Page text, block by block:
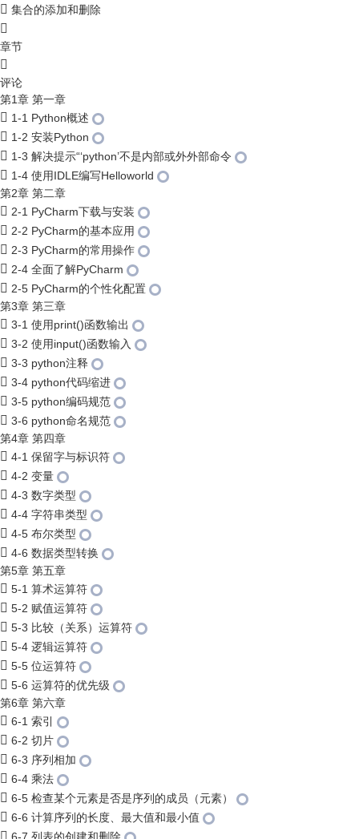
集合的添加和删除
章节
评论
第1章 第一章
1-1 Python概述
1-2 安装Python
1-3 解决提示“‘python’不是内部或外外部命令
1-4 使用IDLE编写Helloworld
第2章 第二章
2-1 PyCharm下载与安装
2-2 PyCharm的基本应用
2-3 PyCharm的常用操作
2-4 全面了解PyCharm
2-5 PyCharm的个性化配置
第3章 第三章
3-1 使用print()函数输出
3-2 使用input()函数输入
3-3 python注释
3-4 python代码缩进
3-5 python编码规范
3-6 python命名规范
第4章 第四章
4-1 保留字与标识符
4-2 变量
4-3 数字类型
4-4 字符串类型
4-5 布尔类型
4-6 数据类型转换
第5章 第五章
5-1 算术运算符
5-2 赋值运算符
5-3 比较（关系）运算符
5-4 逻辑运算符
5-5 位运算符
5-6 运算符的优先级
第6章 第六章
6-1 索引
6-2 切片
6-3 序列相加
6-4 乘法
6-5 检查某个元素是否是序列的成员（元素）
6-6 计算序列的长度、最大值和最小值